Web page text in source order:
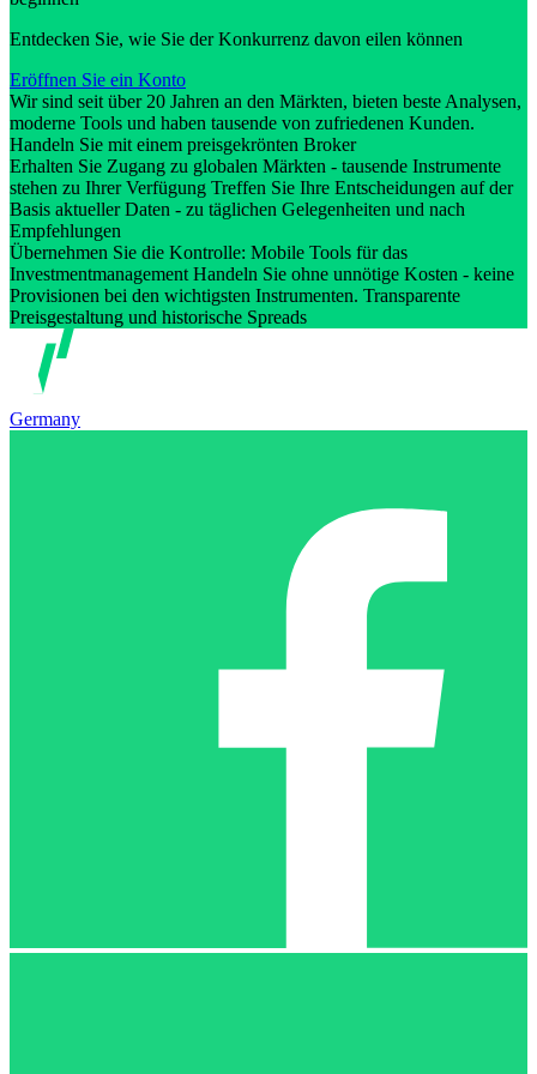
Entdecken Sie, wie Sie der Konkurrenz davon eilen können
Eröffnen Sie ein Konto
Wir sind seit über 20 Jahren an den Märkten, bieten beste Analysen,
moderne Tools und haben tausende von zufriedenen Kunden.
Handeln Sie mit einem preisgekrönten Broker
Erhalten Sie Zugang zu globalen Märkten - tausende Instrumente
stehen zu Ihrer Verfügung Treffen Sie Ihre Entscheidungen auf der
Basis aktueller Daten - zu täglichen Gelegenheiten und nach
Empfehlungen
Übernehmen Sie die Kontrolle: Mobile Tools für das
Investmentmanagement Handeln Sie ohne unnötige Kosten - keine
Provisionen bei den wichtigsten Instrumenten. Transparente
Preisgestaltung und historische Spreads
Germany